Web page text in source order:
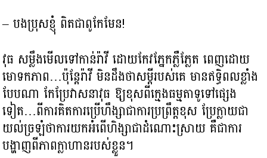
– បងប្រុសខ្ញុំ ពិតជាពូកែមែន!
វុធ សម្លឹងមើលទៅកាន់រ៉ាវី ដោយកែវភ្នែកភ្លឺភ្លែត ពេញដោយ
មោទកភាព…ប៉ុន្ដែរ៉ាវី មិនដឹងថាសម្ដីរបស់គេ មានឥទ្ធិពលខ្លាំង
បែបណា កែប្រែវាសនាវុធ ឱ្យខុសពីក្មេងធម្មតាទូទៅផ្សេង
ទៀត…ពីការគិតការប្រើហឹង្សាជាការប្រព្រឹត្តខុស ប្រែក្លាយជា
យល់ច្រឡំថាការយកអំពើហិង្សាជាដំណោះស្រាយ គឺជាការ
បង្ហាញពីភាពក្លាហានរបស់ខ្លួន។